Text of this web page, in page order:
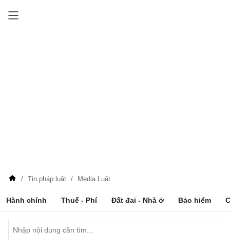
Tin pháp luật Media Luật
Hành chính Thuế - Phí Đất đai - Nhà ở Bảo hiểm